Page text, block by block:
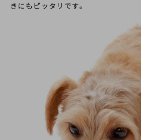
きにもピッタリです。